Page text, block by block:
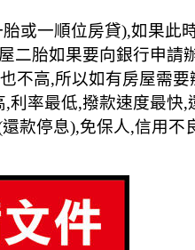
或一順位房貸),如果
胎如果要向銀行申
高,所以如有房屋需
率最低,撥款速度最
款停息),免保人,信用